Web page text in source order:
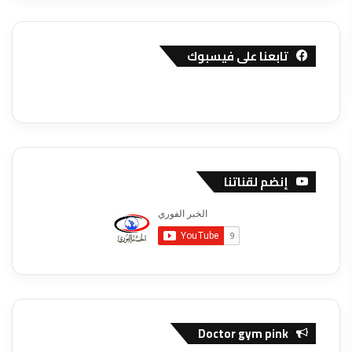
تابعنا على فيسبوك
إنضم لقناتنا
Doctor gym pink